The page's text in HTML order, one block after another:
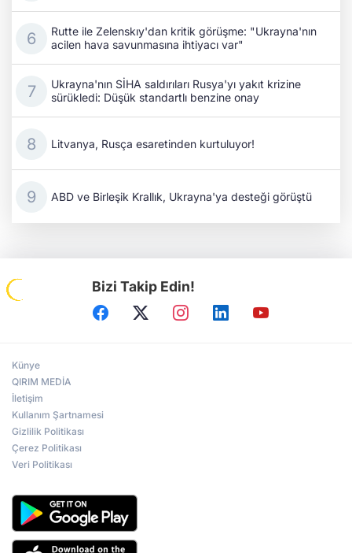
Rutte ile Zelenskıy'dan kritik görüşme: "Ukrayna'nın
acilen hava savunmasına ihtiyacı var"
Ukrayna'nın SİHA saldırıları Rusya'yı yakıt krizine
sürükledi: Düşük standartlı benzine onay
Litvanya, Rusça esaretinden kurtuluyor!
ABD ve Birleşik Krallık, Ukrayna'ya desteği görüştü
Bizi Takip Edin!
Künye
QIRIM MEDİA
İletişim
Kullanım Şartnamesi
Gizlilik Politikası
Çerez Politikası
Veri Politikası